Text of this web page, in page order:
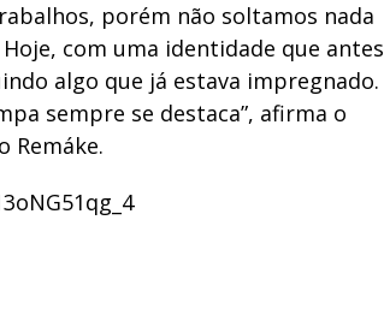
porém não soltamos nada
Hoje, com uma identidade que antes
algo que já estava impregnado.
sempre se destaca”, afirma o
Remáke.